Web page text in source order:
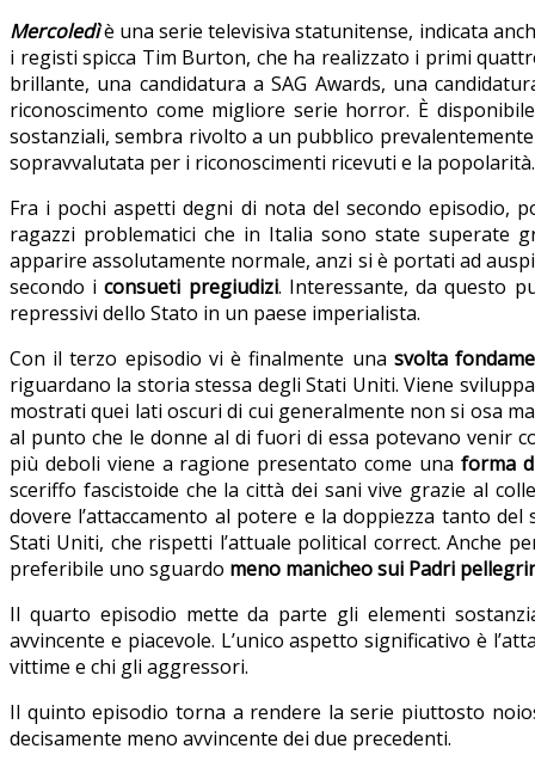
Mercoledìè una serie televisiva statunitense, indicata
i registi spicca Tim Burton, che ha realizzato i primi
brillante, una candidatura a SAG Awards, una
riconoscimento come migliore serie horror. È
sostanziali, sembra rivolto a un pubblico
sopravvalutata per i riconoscimenti ricevuti e la popolarità.
Fra i pochi aspetti degni di nota del secondo episodio,
ragazzi problematici che in Italia sono state superate
apparire assolutamente normale, anzi si è portati ad
secondo iconsueti pregiudizi. Interessante, da questo
repressivi dello Stato in un paese imperialista.
Con il terzo episodio vi è finalmente una svolta
riguardano la storia stessa degli Stati Uniti. Viene
mostrati quei lati oscuri di cui generalmente non si osa
al punto che le donne al di fuori di essa potevano venir
più deboli viene a ragione presentato come una forma
sceriffo fascistoide che la città dei sani vive grazie al
dovere l’attaccamento al potere e la doppiezza tanto
Stati Uniti, che rispetti l’attuale political correct. Anche
preferibile uno sguardo meno manicheo sui Padri
Il quarto episodio mette da parte gli elementi
avvincente e piacevole. L’unico aspetto significativo è
vittime e chi gli aggressori.
Il quinto episodio torna a rendere la serie piuttosto
decisamente meno avvincente dei due precedenti.